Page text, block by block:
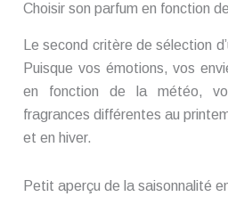
Choisir son parfum en fonction
Le second critère de sélection
Puisque vos émotions, vos
en fonction de la météo,
fragrances différentes au
et en hiver.
Petit aperçu de la saisonnalité